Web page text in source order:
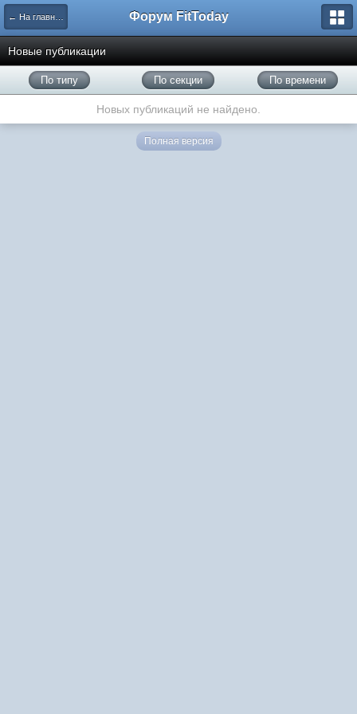
← На главную Форум FitToday
Новые публикации
По типу По секции По времени
Новых публикаций не найдено.
Полная версия